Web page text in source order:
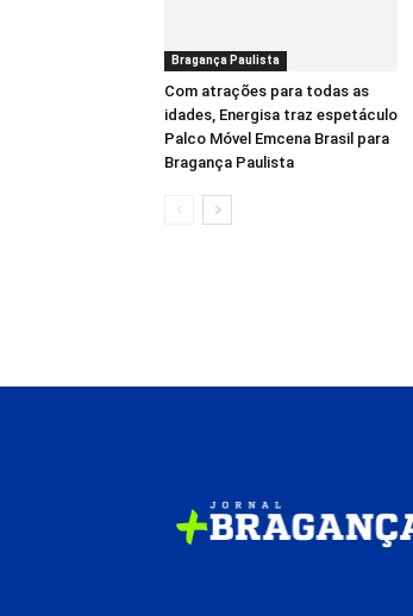
Bragança Paulista
Com atrações para todas as
idades, Energisa traz espetáculo
Palco Móvel Emcena Brasil para
Bragança Paulista